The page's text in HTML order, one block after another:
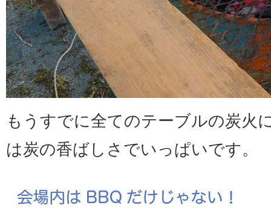
もうすでに全てのテーブルの炭火
は炭の香ばしさでいっぱいです。